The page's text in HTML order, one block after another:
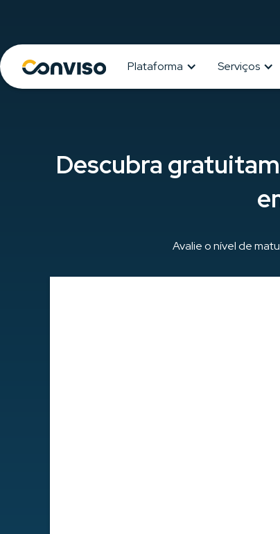
Plataforma Serviços
Descubra
Avalie o nível de